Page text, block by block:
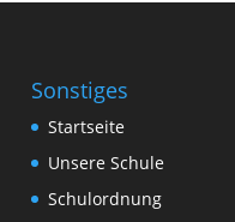
Sonstiges
Startseite
Unsere Schule
Schulordnung